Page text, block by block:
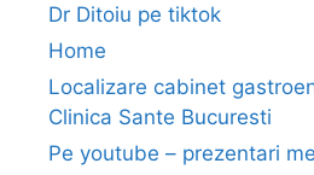
Dr Ditoiu pe tiktok
Home
Localizare cabinet
Clinica Sante Bucuresti
Pe youtube – prezentari